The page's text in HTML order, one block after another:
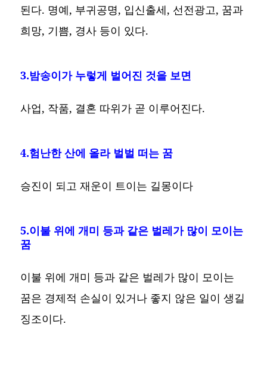
된다. 명예, 부귀공명, 입신출세, 선전광고, 꿈과
희망, 기쁨, 경사 등이 있다.
3.밤송이가 누렇게 벌어진 것을 보면
사업, 작품, 결혼 따위가 곧 이루어진다.
4.험난한 산에 올라 벌벌 떠는 꿈
승진이 되고 재운이 트이는 길몽이다
5.이불 위에 개미 등과 같은 벌레가 많이 모이는
꿈
이불 위에 개미 등과 같은 벌레가 많이 모이는
꿈은 경제적 손실이 있거나 좋지 않은 일이 생길
징조이다.